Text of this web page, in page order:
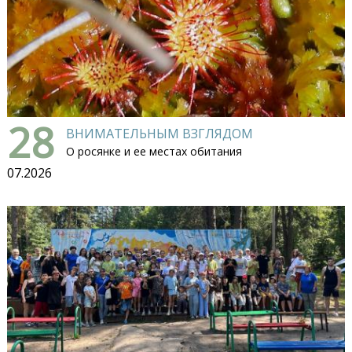
28
07.2026
ВНИМАТЕЛЬНЫМ ВЗГЛЯДОМ
О росянке и ее местах обитания